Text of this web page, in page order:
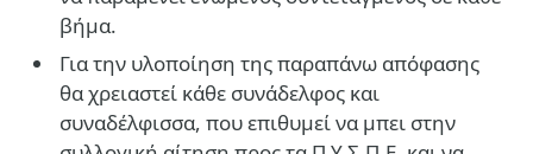
βήμα.
Για την υλοποίηση της παραπάνω απόφασης
θα χρειαστεί κάθε συνάδελφος και
συναδέλφισσα, που επιθυμεί να μπει στην